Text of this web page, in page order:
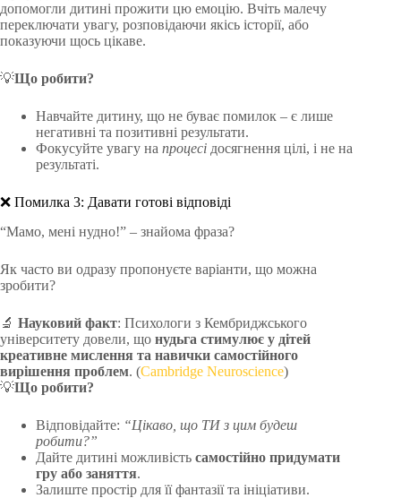
допомогли дитині прожити цю емоцію. Вчіть малечу
переключати увагу, розповідаючи якісь історії, або
показуючи щось цікаве.
💡Що робити?
Навчайте дитину, що не буває помилок – є лише
негативні та позитивні результати.
Фокусуйте увагу на процесі досягнення цілі, і не на
результаті.
❌ Помилка 3: Давати готові відповіді
“Мамо, мені нудно!” – знайома фраза?
Як часто ви одразу пропонуєте варіанти, що можна
зробити?
🔬 Науковий факт: Психологи з Кембриджського
університету довели, що нудьга стимулює у дітей
креативне мислення та навички самостійного
вирішення проблем. (Cambridge Neuroscience)
💡Що робити?
Відповідайте: “Цікаво, що ТИ з цим будеш
робити?”
Дайте дитині можливість самостійно придумати
гру або заняття.
Залиште простір для її фантазії та ініціативи.